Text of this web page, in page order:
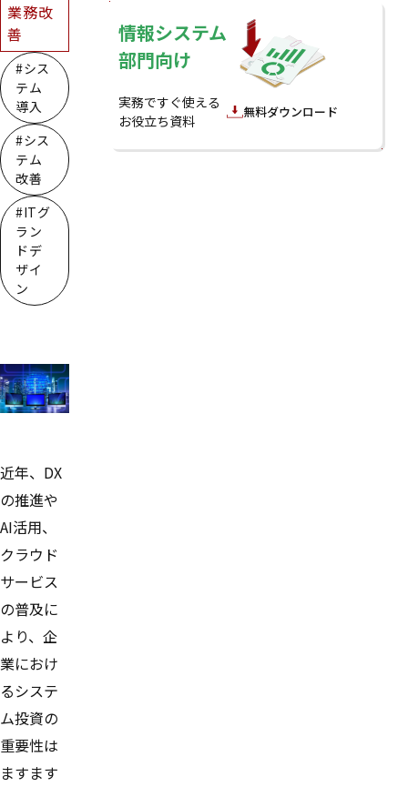
業務改
善
#シス
テム
導入
#シス
テム
改善
#ITグ
ラン
ドデ
ザイ
ン
近年、DX
の推進や
AI活用、
クラウド
サービス
の普及に
より、企
業におけ
るシステ
ム投資の
重要性は
ますます
情報システム
部門向け
実務ですぐ使える
お役立ち資料
無料ダウンロード